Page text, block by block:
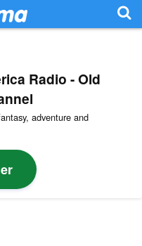
Radio - Old
adventure and